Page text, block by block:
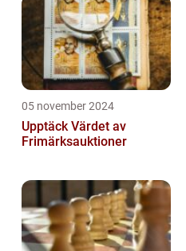
05 november 2024
Upptäck Värdet av
Frimärksauktioner